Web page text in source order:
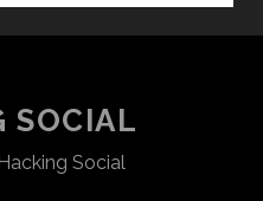
ZEMMOUR
SOCIAL
Social